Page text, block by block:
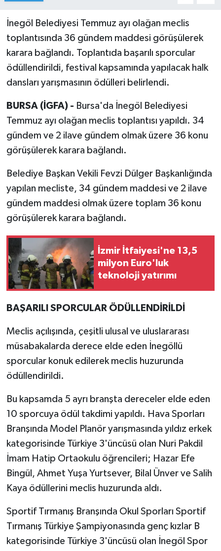
İnegöl Belediyesi Temmuz ayı olağan meclis
toplantısında 36 gündem maddesi görüşülerek
karara bağlandı. Toplantıda başarılı sporcular
ödüllendirildi, festival kapsamında yapılacak halk
dansları yarışmasının ödülleri belirlendi.
BURSA (İGFA) - Bursa'da İnegöl Belediyesi
Temmuz ayı olağan meclis toplantısı yapıldı. 34
gündem ve 2 ilave gündem olmak üzere 36 konu
görüşülerek karara bağlandı.
Belediye Başkan Vekili Fevzi Dülger Başkanlığında
yapılan mecliste, 34 gündem maddesi ve 2 ilave
gündem maddesi olmak üzere toplam 36 konu
görüşülerek karara bağlandı.
İzmir İtfaiyesi'ne 13,5
milyon Euro'luk
teknoloji yatırımı
BAŞARILI SPORCULAR ÖDÜLLENDİRİLDİ
Meclis açılışında, çeşitli ulusal ve uluslararası
müsabakalarda derece elde eden İnegöllü
sporcular konuk edilerek meclis huzurunda
ödüllendirildi.
Bu kapsamda 5 ayrı branşta dereceler elde eden
10 sporcuya ödül takdimi yapıldı. Hava Sporları
Branşında Model Planör yarışmasında yıldız erkek
kategorisinde Türkiye 3'üncüsü olan Nuri Pakdil
İmam Hatip Ortaokulu öğrencileri; Hazar Efe
Bingül, Ahmet Yuşa Yurtsever, Bilal Ünver ve Salih
Kaya ödüllerini meclis huzurunda aldı.
Sportif Tırmanış Branşında Okul Sporları Sportif
Tırmanış Türkiye Şampiyonasında genç kızlar B
kategorisinde Türkiye 3'üncüsü olan İnegöl Spor